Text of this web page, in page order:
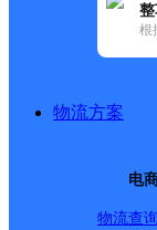
根
物流方案
电
物流查
所属快递：邮
所属区域：四
网点地址：四
网点负责人：